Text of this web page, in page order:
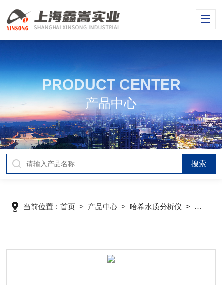
PRODUCT CENTER
产品中心
当前位置：首页 > 产品中心 > 哈希水质分析仪 > 哈希电